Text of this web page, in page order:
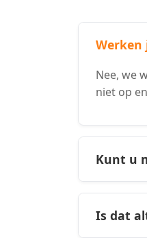
Werken
Nee, we
niet op
Kunt u
Is dat